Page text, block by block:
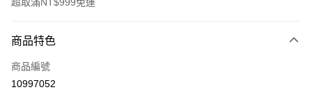
信用卡一次付款
信用卡分期付款
商品特色
商品編號
10997052